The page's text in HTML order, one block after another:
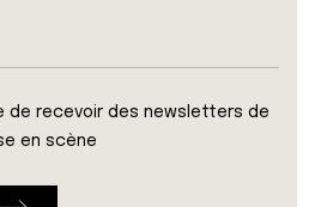
de recevoir des newsletters de
en scène